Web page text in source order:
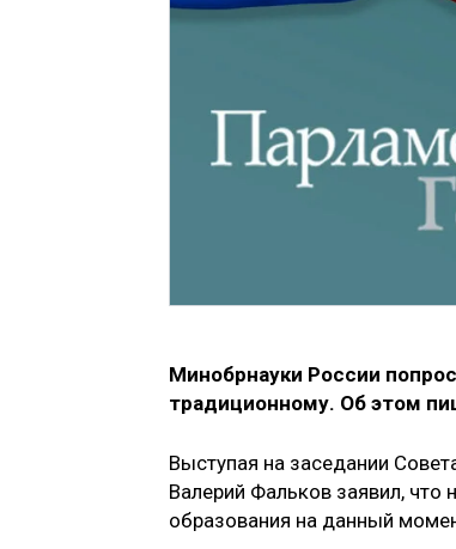
Минобрнауки России
традиционному. Об этом
Выступая на заседании
Валерий Фальков заявил, что
образования на данный